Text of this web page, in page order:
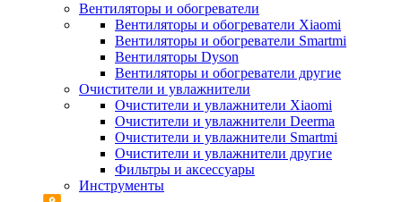
Вентиляторы и обогреватели
Вентиляторы и обогреватели Xiaomi
Вентиляторы и обогреватели Smartmi
Вентиляторы Dyson
Вентиляторы и обогреватели другие
Очистители и увлажнители
Очистители и увлажнители Xiaomi
Очистители и увлажнители Deerma
Очистители и увлажнители Smartmi
Очистители и увлажнители другие
Фильтры и аксессуары
Инструменты